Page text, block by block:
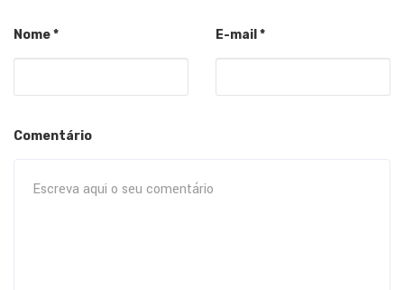
Nome* E-mail *
Comentário